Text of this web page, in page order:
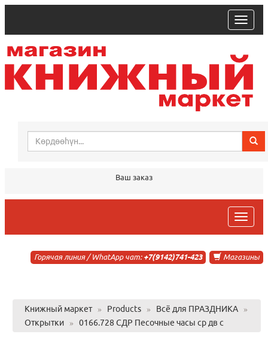
trk
Ваш заказ
trk
Магазины
Горячая линия / WhatApp чат: +7(9142)741-423
Книжный маркет » Products » Всё для ПРАЗДНИКА
»
Открытки
» 0166.728 СДР Песочные часы ср дв с